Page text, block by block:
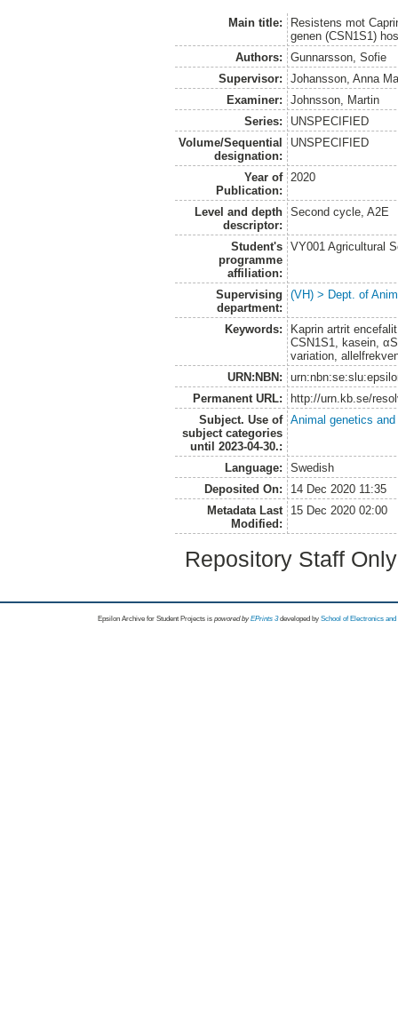
Main title:
Resistens mot
genen (CSN1S1)
Authors:
Gunnarsson, Sofie
Supervisor:
Johansson, Anna
Examiner:
Johnsson, Martin
Series:
UNSPECIFIED
Volume/Sequential
designation:
UNSPECIFIED
Year of
Publication:
2020
Level and depth
descriptor:
Second cycle, A2E
Student's
programme
affiliation:
VY001 Agricultural
Supervising
department:
(VH) > Dept. of
Keywords:
Kaprin artrit
CSN1S1, kasein,
variation,
URN:NBN:
Permanent URL:
http://urn.kb.se/
Subject. Use of
subject categories
until 2023-04-30.:
Animal genetics and
Language:
Swedish
Deposited On:
14 Dec 2020 11:35
Metadata Last
Modified:
15 Dec 2020 02:00
Repository Staff
Epsilon Archive for Student Projects is powored byEPrints 3 developed by School of Electronics